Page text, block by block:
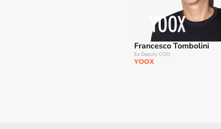
Francesco Tombolini
Ex Deputy COO
YOOX